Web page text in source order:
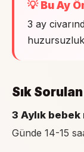
💡 Bu Ay
3 ay
huzursuzluk
Sık
3 Aylık
Günde 14-15